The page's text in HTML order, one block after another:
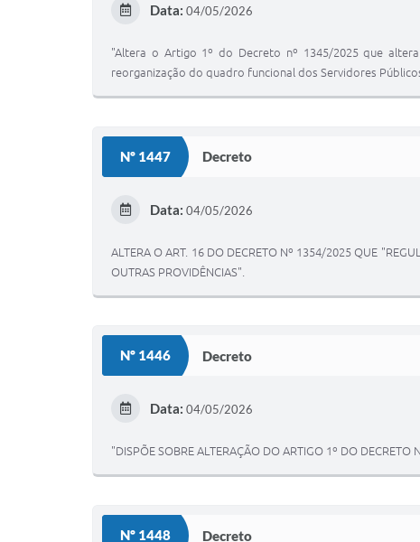
Data: 04/05/2026
"Altera o Artigo 1º do Decreto nº 1345/2025 que
reorganização do quadro funcional dos Servidores
Nº 1447 Decreto
Data: 04/05/2026
ALTERA O ART. 16 DO DECRETO Nº 1354/2025 QUE
OUTRAS PROVIDÊNCIAS".
Nº 1446 Decreto
Data: 04/05/2026
"DISPÕE SOBRE ALTERAÇÃO DO ARTIGO 1º DO DECRETO
Nº 1448 Decreto